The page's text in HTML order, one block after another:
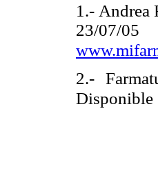
1.- Andrea
23/
2.-
Disponible